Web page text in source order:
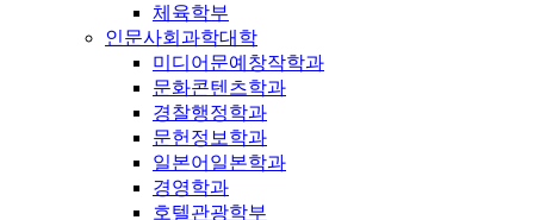
체육학부
인문사회과학대학
미디어문예창작학과
문화콘텐츠학과
경찰행정학과
문헌정보학과
일본어일본학과
경영학과
호텔관광학부